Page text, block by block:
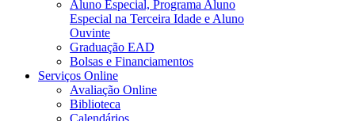
Aluno Especial, Programa Aluno
Especial na Terceira Idade e Aluno
Ouvinte
Graduação EAD
Bolsas e Financiamentos
Serviços Online
Avaliação Online
Biblioteca
Calendários